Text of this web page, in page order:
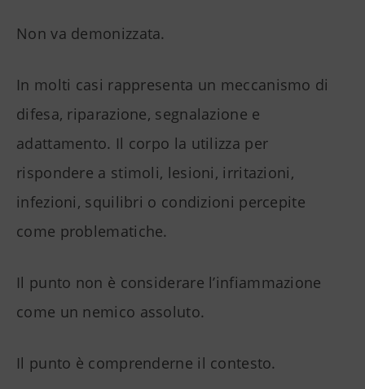
Non va demonizzata.
In molti casi rappresenta un meccanismo di
difesa, riparazione, segnalazione e
adattamento. Il corpo la utilizza per
rispondere a stimoli, lesioni, irritazioni,
infezioni, squilibri o condizioni percepite
come problematiche.
Il punto non è considerare l’infiammazione
come un nemico assoluto.
Il punto è comprenderne il contesto.